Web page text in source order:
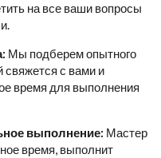
на все ваши вопросы
Мы подберем опытного
свяжется с вами и
время для выполнения
выполнение: Мастер
время, выполнит